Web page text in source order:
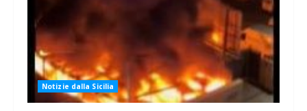
Notizie dalla Sicilia